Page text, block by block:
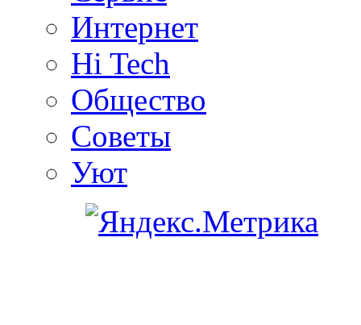
Интернет
Hi Tech
Общество
Советы
Уют